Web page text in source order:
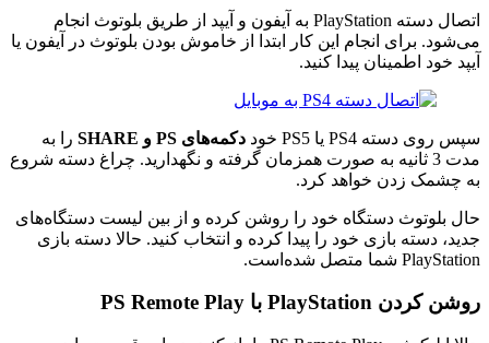
اتصال دسته PlayStation به آیفون و آیپد از طریق بلوتوث انجام
می‌شود. برای انجام این کار ابتدا از خاموش بودن بلوتوث در آیفون یا
آیپد خود اطمینان پیدا کنید.
سپس روی دسته PS4 یا PS5 خود دکمه‌های PS و SHARE را به
مدت 3 ثانیه به صورت همزمان گرفته و نگهدارید. چراغ دسته شروع
به چشمک زدن خواهد کرد.
حال بلوتوث دستگاه خود را روشن کرده و از بین لیست دستگاه‌های
جدید، دسته بازی خود را پیدا کرده و انتخاب کنید. حالا دسته بازی
PlayStation شما متصل شده‌است.
روشن کردن PlayStation با PS Remote Play